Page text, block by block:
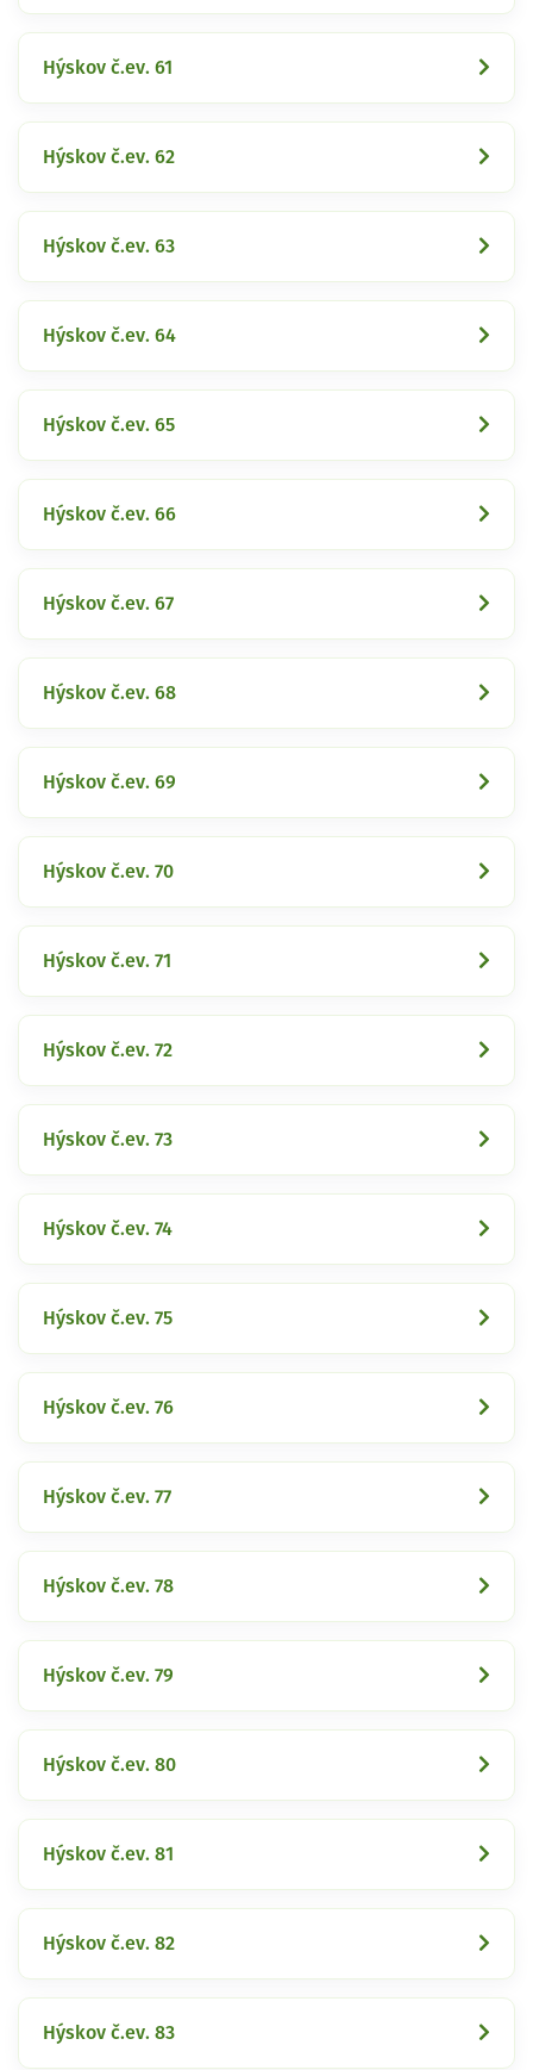
Hýskov č.ev. 61
Hýskov č.ev. 62
Hýskov č.ev. 63
Hýskov č.ev. 64
Hýskov č.ev. 65
Hýskov č.ev. 66
Hýskov č.ev. 67
Hýskov č.ev. 68
Hýskov č.ev. 69
Hýskov č.ev. 70
Hýskov č.ev. 71
Hýskov č.ev. 72
Hýskov č.ev. 73
Hýskov č.ev. 74
Hýskov č.ev. 75
Hýskov č.ev. 76
Hýskov č.ev. 77
Hýskov č.ev. 78
Hýskov č.ev. 79
Hýskov č.ev. 80
Hýskov č.ev. 81
Hýskov č.ev. 82
Hýskov č.ev. 83